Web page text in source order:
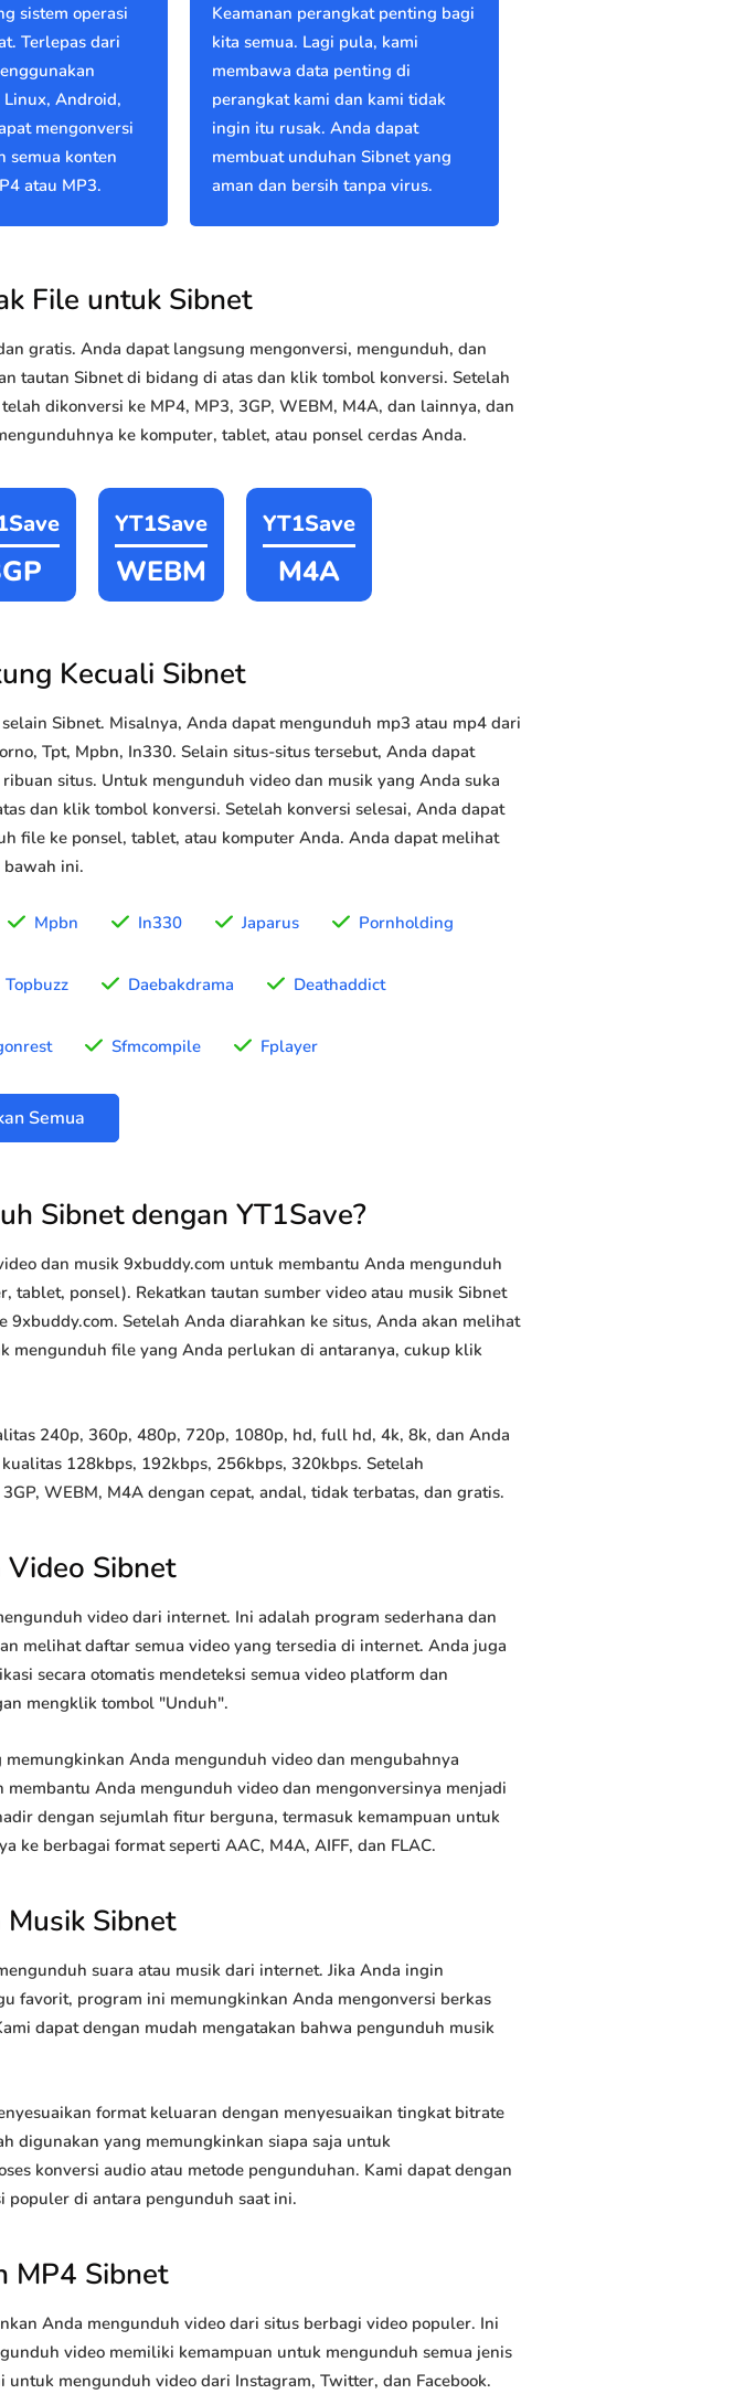
sistem operasi
Terlepas dari
Android,
mengonversi
semua konten
atau MP3.
Keamanan perangkat penting bagi
kita semua. Lagi pula, kami
membawa data penting di
perangkat kami dan kami tidak
ingin itu rusak. Anda dapat
membuat unduhan Sibnet yang
aman dan bersih tanpa virus.
File untuk Sibnet
gratis. Anda dapat langsung mengonversi, mengunduh, dan
tautan Sibnet di bidang di atas dan klik tombol konversi. Setelah
dikonversi ke MP4, MP3, 3GP, WEBM, M4A, dan lainnya, dan
ke komputer, tablet, atau ponsel cerdas Anda.
YT1Save
WEBM
YT1Save
M4A
Kecuali Sibnet
Sibnet. Misalnya, Anda dapat mengunduh mp3 atau mp4 dari
Tpt, Mpbn, In330. Selain situs-situs tersebut, Anda dapat
situs. Untuk mengunduh video dan musik yang Anda suka
dan klik tombol konversi. Setelah konversi selesai, Anda dapat
file ke ponsel, tablet, atau komputer Anda. Anda dapat melihat
bawah ini.
Mpbn In330 Japarus Pornholding
Topbuzz Daebakdrama Deathaddict
Sfmcompile Fplayer
Semua
Sibnet dengan YT1Save?
dan musik 9xbuddy.com untuk membantu Anda mengunduh
ponsel). Rekatkan tautan sumber video atau musik Sibnet
Setelah Anda diarahkan ke situs, Anda akan melihat
mengunduh file yang Anda perlukan di antaranya, cukup klik
240p, 360p, 480p, 720p, 1080p, hd, full hd, 4k, 8k, dan Anda
128kbps, 192kbps, 256kbps, 320kbps. Setelah
WEBM, M4A dengan cepat, andal, tidak terbatas, dan gratis.
Video Sibnet
video dari internet. Ini adalah program sederhana dan
melihat daftar semua video yang tersedia di internet. Anda juga
secara otomatis mendeteksi semua video platform dan
mengklik tombol "Unduh".
Anda mengunduh video dan mengubahnya
Anda mengunduh video dan mengonversinya menjadi
dengan sejumlah fitur berguna, termasuk kemampuan untuk
ke berbagai format seperti AAC, M4A, AIFF, dan FLAC.
Sibnet
suara atau musik dari internet. Jika Anda ingin
favorit, program ini memungkinkan Anda mengonversi berkas
dapat dengan mudah mengatakan bahwa pengunduh musik
format keluaran dengan menyesuaikan tingkat bitrate
digunakan yang memungkinkan siapa saja untuk
konversi audio atau metode pengunduhan. Kami dapat dengan
populer di antara pengunduh saat ini.
MP4 Sibnet
Anda mengunduh video dari situs berbagi video populer. Ini
video memiliki kemampuan untuk mengunduh semua jenis
mengunduh video dari Instagram, Twitter, dan Facebook.